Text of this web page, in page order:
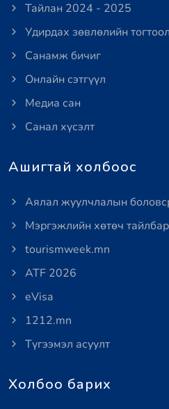
Тайлан 2024 - 2025
Удирдах зөвлөлийн тогтоол
Санамж бичиг
Онлайн сэтгүүл
Медиа сан
Санал хүсэлт
Ашигтай холбоос
Аялал жуулчлалын
Мэргэжлийн хөтөч
tourismweek.mn
ATF 2026
eVisa
1212.mn
Түгээмэл асуулт
Холбоо барих